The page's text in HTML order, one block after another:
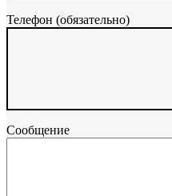
Телефон (обязательно)
Сообщение